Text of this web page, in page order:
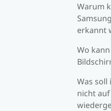
Warum
erkannt
Wo
Was soll
nicht